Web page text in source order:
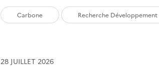
Carbone Recherche Développement
28 JUILLET 2026